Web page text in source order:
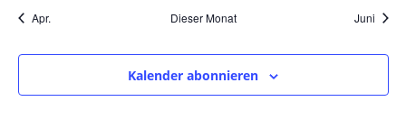
Apr. Dieser Monat Juni
Kalender abonnieren